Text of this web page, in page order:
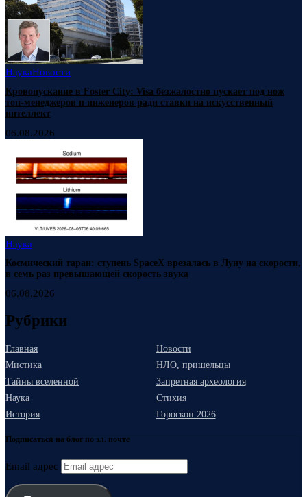
НаукаНовости
Кровопускание в Foster City: Visa безжалостно пускает под нож
топ-менеджеров и инженеров ради ставки на искусственный
интеллект
06.08.2026
Наука
Космический таран: ступень SpaceX врезалась в Луну на скорости,
в семь раз превышающей скорость звука
06.08.2026
Рубрики
Главная
Новости
Мистика
НЛО, пришельцы
Тайны вселенной
Запретная археология
Наука
Стихия
История
Гороскоп 2026
Подписаться на блог по эл. почте
Email адрес